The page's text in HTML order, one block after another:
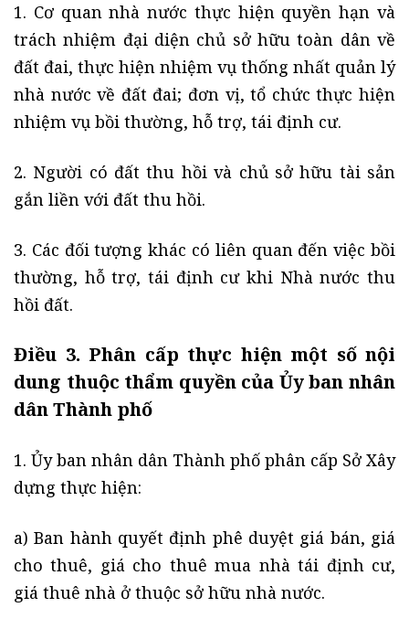
1. Cơ quan nhà nước thực hiện quyền hạn và
trách nhiệm đại diện chủ sở hữu toàn dân về
đất đai, thực hiện nhiệm vụ thống nhất quản lý
nhà nước về đất đai; đơn vị, tổ chức thực hiện
nhiệm vụ bồi thường, hỗ trợ, tái định cư.
2. Người có đất thu hồi và chủ sở hữu tài sản
gắn liền với đất thu hồi.
3. Các đối tượng khác có liên quan đến việc bồi
thường, hỗ trợ, tái định cư khi Nhà nước thu
hồi đất.
Điều 3. Phân cấp thực hiện một số nội
dung thuộc thẩm quyền của Ủy ban nhân
dân Thành phố
1. Ủy ban nhân dân Thành phố phân cấp Sở Xây
dựng thực hiện:
a) Ban hành quyết định phê duyệt giá bán, giá
cho thuê, giá cho thuê mua nhà tái định cư,
giá thuê nhà ở thuộc sở hữu nhà nước.